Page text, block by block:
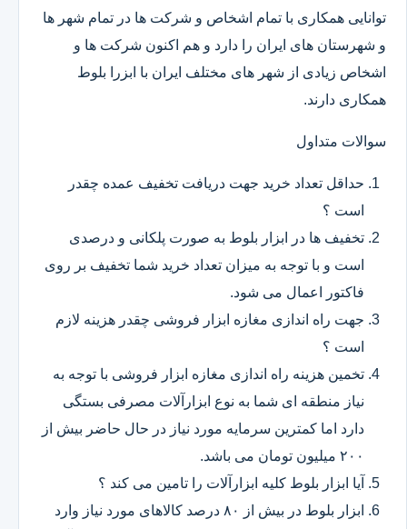
توانایی همکاری با تمام اشخاص و شرکت ها در تمام شهر ها
و شهرستان های ایران را دارد و هم اکنون شرکت ها و
اشخاص زیادی از شهر های مختلف ایران با ابزرا بلوط
همکاری دارند.
سوالات متداول
حداقل تعداد خرید جهت دریافت تخفیف عمده چقدر
است ؟
تخفیف ها در ابزار بلوط به صورت پلکانی و درصدی
است و با توجه به میزان تعداد خرید شما تخفیف بر روی
فاکتور اعمال می شود.
جهت راه اندازی مغازه ابزار فروشی چقدر هزینه لازم
است ؟
تخمین هزینه راه اندازی مغازه ابزار فروشی با توجه به
نیاز منطقه ای شما به نوع ابزارآلات مصرفی بستگی
دارد اما کمترین سرمایه مورد نیاز در حال حاضر بیش از
۲۰۰ میلیون تومان می باشد.
آیا ابزار بلوط کلیه ابزارآلات را تامین می کند ؟
ابزار بلوط در بیش از ۸۰ درصد کالاهای مورد نیاز وارد